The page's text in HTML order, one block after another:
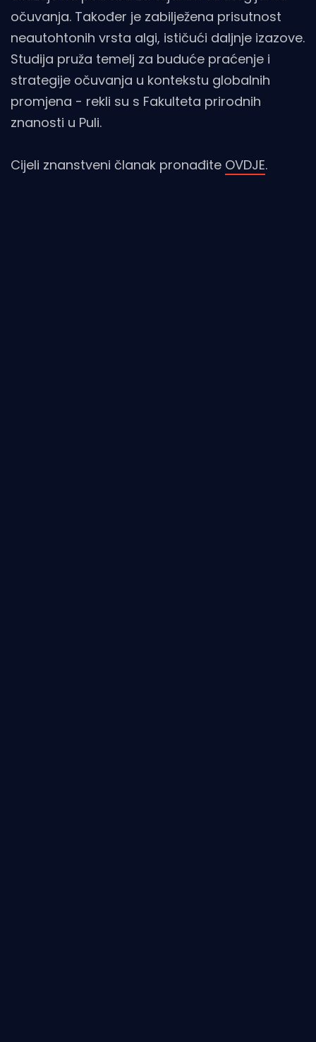
očuvanja. Također je zabilježena prisutnost
neautohtonih vrsta algi, ističući daljnje izazove.
Studija pruža temelj za buduće praćenje i
strategije očuvanja u kontekstu globalnih
promjena - rekli su s Fakulteta prirodnih
znanosti u Puli.
Cijeli znanstveni članak pronađite OVDJE.